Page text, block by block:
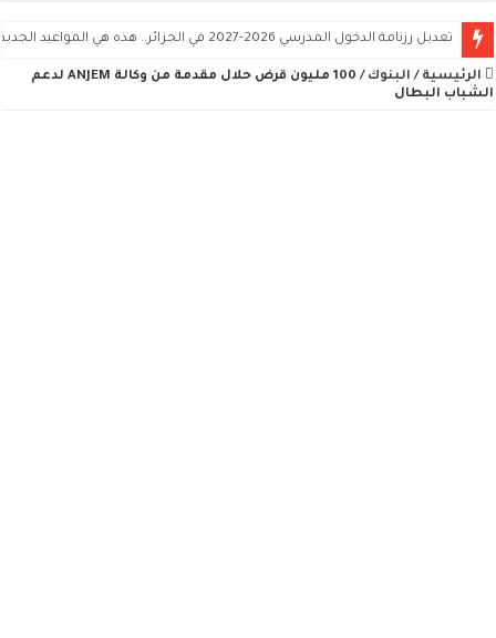
تعديل رزنامة الدخول المدرسي 2026-2027 في الجزائر.. هذه هي المواعيد الجديدة
الرئيسية / البنوك /
100 مليون قرض حلال مقدمة من وكالة ANJEM لدعم
الشباب البطال